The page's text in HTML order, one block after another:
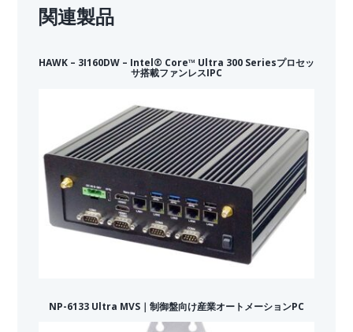
関連製品
HAWK – 3I160DW – Intel® Core™ Ultra 300 Seriesプロセッ
サ搭載ファンレスIPC
NP-6133 Ultra MVS｜制御盤向け産業オートメーションPC